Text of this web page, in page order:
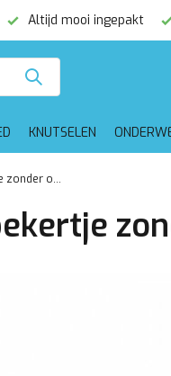
Altijd mooi ingepakt
KNUTSELEN
zonder o...